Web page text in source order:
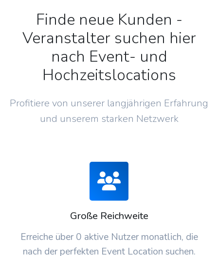
Finde neue Kunden -
Veranstalter suchen hier
nach Event- und
Hochzeitslocations
Profitiere von unserer langjährigen Erfahrung
und unserem starken Netzwerk
Große Reichweite
Erreiche über 0 aktive Nutzer monatlich, die
nach der perfekten Event Location suchen.